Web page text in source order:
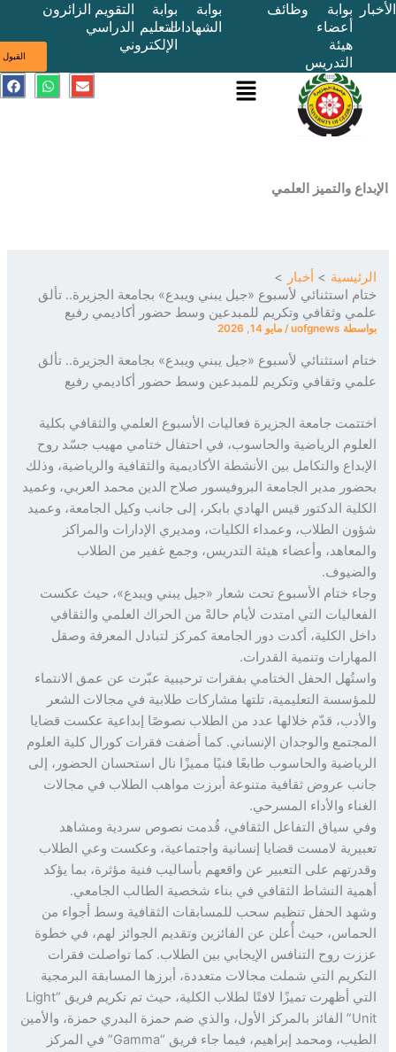
بوابة
التدريس
وظائف
الشهادات
بوابة
التعليم
الإلكتروني
التقويم
الدراسي
الزائرون
والتميز العلمي
القائمة E
W
h
F
a
أخبار
استثنائي لأسبوع «جيل يبني ويبدع» بجامعة الجزيرة.. تألق
وثقافي وتكريم للمبدعين وسط حضور أكاديمي رفيع
uofgnews
/مايو 14, 2026
استثنائي لأسبوع «جيل يبني ويبدع» بجامعة الجزيرة.. تألق
وثقافي وتكريم للمبدعين وسط حضور أكاديمي رفيع
جامعة الجزيرة فعاليات الأسبوع العلمي والثقافي بكلية
الرياضية والحاسوب، في احتفال ختامي مهيب جسّد روح
والتكامل بين الأنشطة الأكاديمية والثقافية والرياضية، وذلك
مدير الجامعة البروفيسور صلاح الدين محمد العربي، وعميد
الدكتور قيس الهادي بابكر، إلى جانب وكيل الجامعة، وعميد
الطلاب، وعمداء الكليات، ومديري الإدارات والمراكز
وأعضاء هيئة التدريس، وجمع غفير من الطلاب
ختام الأسبوع تحت شعار «جيل يبني ويبدع»، حيث عكست
التي امتدت لأيام حالةً من الحراك العلمي والثقافي
الكلية، أكدت دور الجامعة كمركز لتبادل المعرفة وصقل
وتنمية القدرات.
الحفل الختامي بفقرات ترحيبية عبّرت عن عمق الانتماء
التعليمية، تلتها مشاركات طلابية في مجالات الشعر
قدّم خلالها عدد من الطلاب نصوصًا إبداعية عكست قضايا
والوجدان الإنساني. كما أضفت فقرات كورال كلية العلوم
والحاسوب طابعًا فنيًا مميزًا نال استحسان الحضور، إلى
عروض ثقافية متنوعة أبرزت مواهب الطلاب في مجالات
والأداء المسرحي.
سياق التفاعل الثقافي، قُدمت نصوص سردية ومشاهد
لامست قضايا إنسانية واجتماعية، وعكست وعي الطلاب
على التعبير عن واقعهم بأساليب فنية مؤثرة، بما يؤكد
النشاط الثقافي في بناء شخصية الطالب الجامعي.
الحفل تنظيم سحب للمسابقات الثقافية وسط أجواء من
حيث أُعلن عن الفائزين وتقديم الجوائز لهم، في خطوة
روح التنافس الإيجابي بين الطلاب. كما تواصلت فقرات
التي شملت مجالات متعددة، أبرزها المسابقة البرمجية
التي أظهرت تميزًا لافتًا لطلاب الكلية، حيث تم تكريم فريق “Light
Unit” الفائز بالمركز الأول، والذي ضم حمزة البدري حمزة، والأمين
الطيب، ومحمد إبراهيم، فيما جاء فريق “Gamma” في المركز